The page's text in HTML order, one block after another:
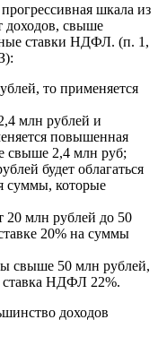
шкала из
доходов, свыше
ставки НДФЛ. (п. 1,
то применяется
млн рублей и
повышенная
свыше 2,4 млн руб;
будет облагаться
суммы, которые
20 млн рублей до 50
20% на суммы
свыше 50 млн рублей,
ставка НДФЛ 22%.
доходов